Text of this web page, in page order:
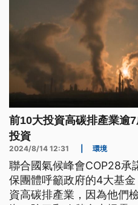
前10大投資高碳排產業逾
投資
2024/8/14 12:31 環境
聯合國氣候峰會COP28承
保團體呼籲政府的4大基
資高碳排產業，因為他們